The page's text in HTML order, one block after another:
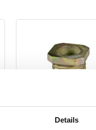
Details
Grondbodemhuls
spanmoer rond 48 mm